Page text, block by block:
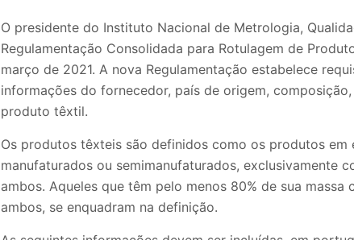
O presidente do Instituto Nacional de Metrologia,
Regulamentação Consolidada para Rotulagem de
março de 2021. A nova Regulamentação estabelece
informações do fornecedor, país de origem,
produto têxtil.
Os produtos têxteis são definidos como os produtos
manufaturados ou semimanufaturados,
ambos. Aqueles que têm pelo menos 80% de sua
ambos, se enquadram na definição.